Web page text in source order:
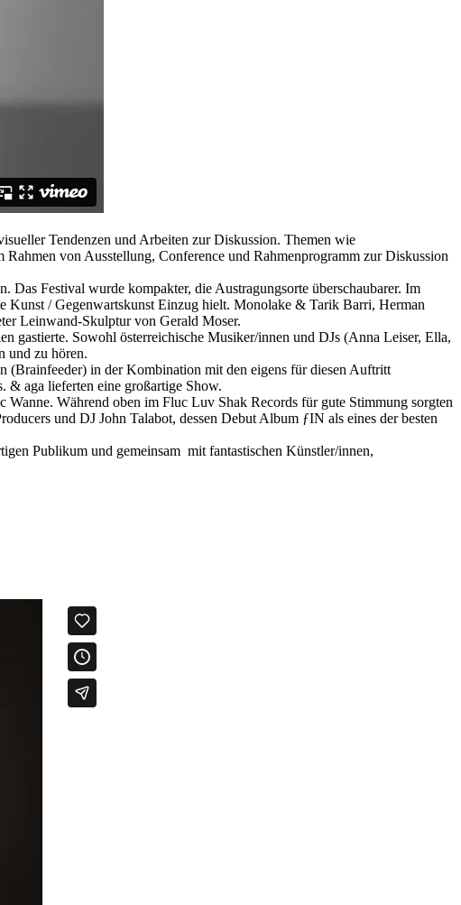
Tendenzen und Arbeiten zur Diskussion. Themen wie
von Ausstellung, Conference und Rahmenprogramm zur Diskussion
Das Festival wurde kompakter, die Austragungsorte überschaubarer. Im
Kunst / Gegenwartskunst Einzug hielt. Monolake & Tarik Barri, Herman
Leinwand-Skulptur von Gerald Moser.
Sowohl österreichische Musiker/innen und DJs (Anna Leiser, Ella,
und zu hören.
(Brainfeeder) in der Kombination mit den eigens für diesen Auftritt
& aga lieferten eine großartige Show.
Während oben im Fluc Luv Shak Records für gute Stimmung sorgten
und DJ John Talabot, dessen Debut Album ƒIN als eines der besten
Publikum und gemeinsam mit fantastischen Künstler/innen,